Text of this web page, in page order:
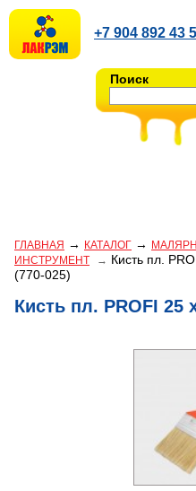
Поиск
+7 904 892 43
ГЛАВНАЯ → КАТАЛОГ →
ИНСТРУМЕНТ
→ Кисть пл.
(770-025)
Кисть пл. PROFI 25